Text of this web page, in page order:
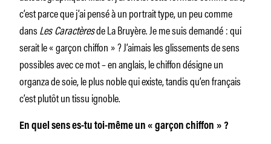
c’est parce que j’ai pensé à un portrait type, un peu comme
dansLes Caractèresde La Bruyère. Je me suis demandé : qui
serait le « garçon chiffon » ? J’aimais les glissements de sens
possibles avec ce mot – en anglais, le chiffon désigne un
organza de soie, le plus noble qui existe, tandis qu’en français
c’est plutôt un tissu ignoble.
En quel sens es-tu toi-même un « garçon chiffon » ?